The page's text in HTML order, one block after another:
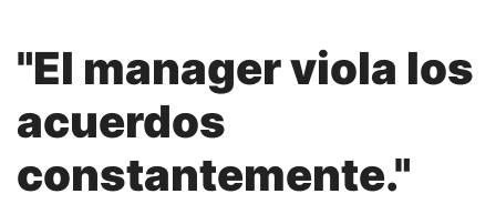
"El manager viola los
acuerdos
constantemente."